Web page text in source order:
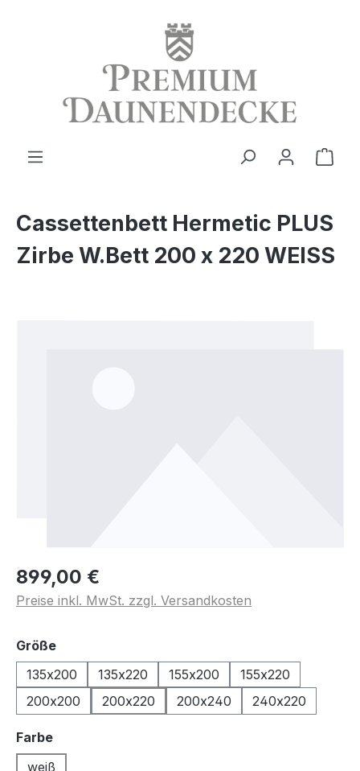
Cassettenbett Hermetic PLUS
Zirbe W.Bett 200 x 220 WEISS
899,00 €
Preise inkl. MwSt. zzgl. Versandkosten
Größeauswählen
135x200
135x220 155x200
155x220
200x200
200x220 200x240 240x220
Farbeauswählen
weiß